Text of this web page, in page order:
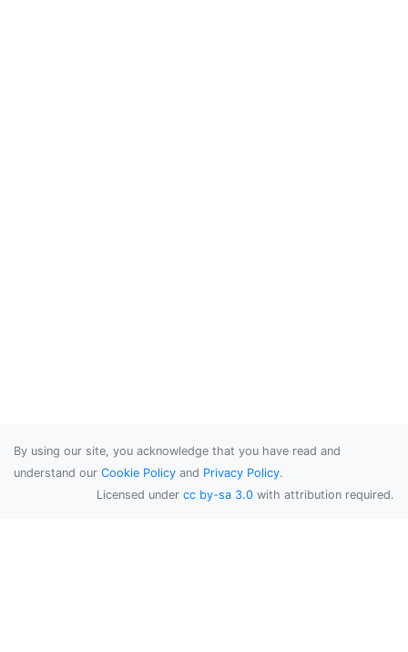
By using our site, you acknowledge that you have read and
understand our Cookie Policy and Privacy Policy.
Licensed under cc by-sa 3.0 with attribution required.